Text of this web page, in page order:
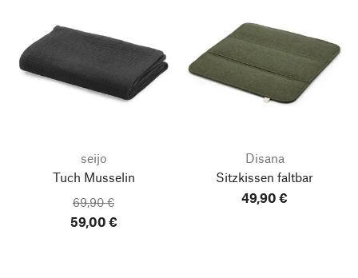
seijo
Tuch Musselin
69,90 €
59,00 €
Disana
Sitzkissen faltbar
49,90 €